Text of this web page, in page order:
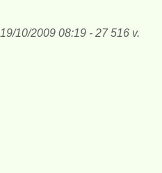
19/10/2009 08:19 - 27 516 v.